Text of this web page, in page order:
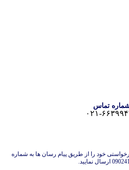
تماس
۶۶۳۹۹۴۳۷
خود را از طریق پیام رسان ها به شماره
نمایید.